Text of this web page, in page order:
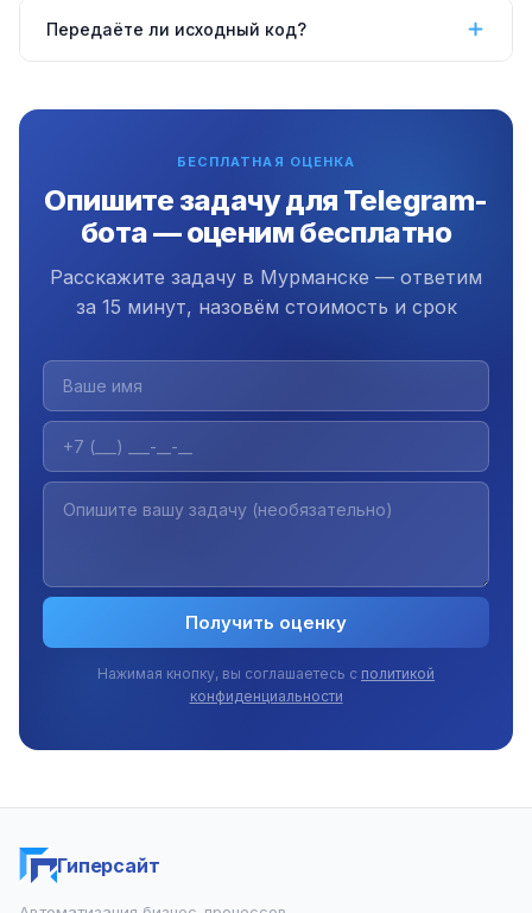
числе в Мурманске.
Передаёте ли исходный код?
документацию и инструкцию. Плюс 3 месяца
БЕСПЛАТНАЯ ОЦЕНКА
Опишите задачу для Telegram-
бота — оценим бесплатно
Расскажите задачу в Мурманске — ответим
за 15 минут, назовём стоимость и срок
Получить оценку
Нажимая кнопку, вы соглашаетесь с политикой
конфиденциальности
Гиперсайт